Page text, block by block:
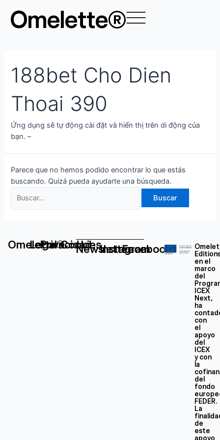
contenido
Omelette®
188bet Cho Dien
Thoai 390
Ứng dụng sẽ tự động cài đặt và hiển thị trên di động của
bạn. –
Parece que no hemos podido encontrar lo que estás
buscando. Quizá pueda ayudarte una búsqueda.
por:
Omelette®
Legal
Privacidad
Cookies
Newsletter
Instagram
Facebook
en el
marco
del
ICEX
Next,
ha
con
el
apoyo
del
ICEX
y con
la
del
fondo
FEDER.
La
de
este
apoyo